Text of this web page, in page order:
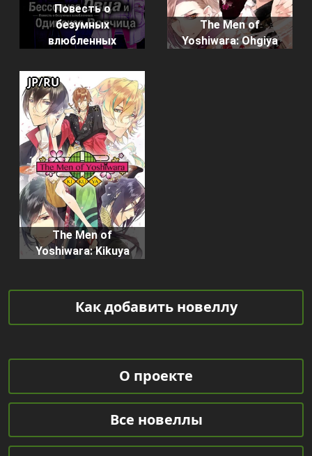
Повесть о
безумных
влюбленных
The Men of
Yoshiwara: Ohgiya
The Men of
Yoshiwara: Kikuya
JP/RU
Как добавить новеллу
О проекте
Все новеллы